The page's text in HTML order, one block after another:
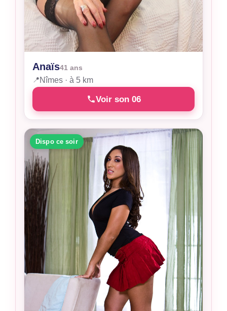
Anaïs41 ans
📍Nîmes · à 5 km
Voir son 06
Dispo ce soir